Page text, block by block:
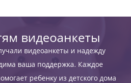
видеоанкеты
видеоанкеты и надежду
ваша поддержка. Каждое
ребенку из детского дома